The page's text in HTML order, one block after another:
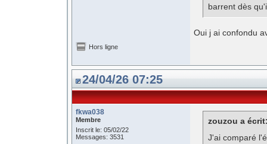
barrent dès
Oui j ai confondu
Hors ligne
24/04/26 07:25
fkwa038
Membre
Inscrit le: 05/02/22
Messages: 3531
zouzou a
J'ai comparé